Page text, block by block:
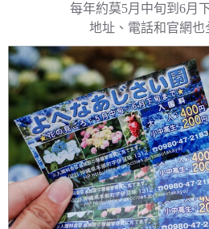
每年約莫5月中旬到6月
地址、電話和官網也